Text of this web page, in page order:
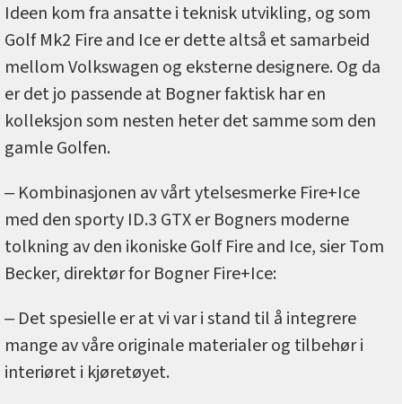
Ideen kom fra ansatte i teknisk utvikling, og som
Golf Mk2 Fire and Ice er dette altså et samarbeid
mellom Volkswagen og eksterne designere. Og da
er det jo passende at Bogner faktisk har en
kolleksjon som nesten heter det samme som den
gamle Golfen.
‒ Kombinasjonen av vårt ytelsesmerke Fire+Ice
med den sporty ID.3 GTX er Bogners moderne
tolkning av den ikoniske Golf Fire and Ice, sier Tom
Becker, direktør for Bogner Fire+Ice:
‒ Det spesielle er at vi var i stand til å integrere
mange av våre originale materialer og tilbehør i
interiøret i kjøretøyet.